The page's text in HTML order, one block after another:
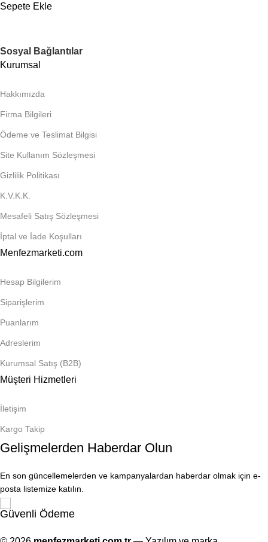
Sepete Ekle
Sosyal Bağlantılar
Kurumsal
Hakkımızda
Firma Bilgileri
Ödeme ve Teslimat Bilgisi
Site Kullanım Sözleşmesi
Gizlilik Politikası
K.V.K.K.
Mesafeli Satış Sözleşmesi
İptal ve İade Koşulları
Menfezmarketi.com
Hesap Bilgilerim
Siparişlerim
Puanlarım
Adreslerim
Kurumsal Satış (B2B)
Müşteri Hizmetleri
İletişim
Kargo Takip
Gelişmelerden Haberdar Olun
En son güncellemelerden ve kampanyalardan haberdar olmak için e-
posta listemize katılın.
Güvenli Ödeme